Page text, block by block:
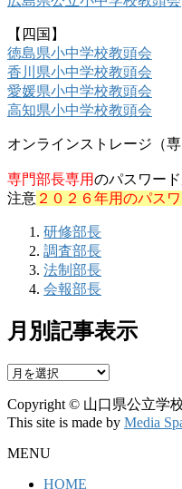
【四国】
徳島県小中学校教頭会
香川県小中学校教頭会
愛媛県小中学校教頭会
高知県小中学校教頭会
オンラインストレージ（専
専門部長専用のパスワード
注意 ２０２６年用のパス
研修部長
調査部長
法制部長
会報部長
月別記事表示
月
記
事
表
Copyright © 山口県公立学
This site is made by Media
MENU
HOME